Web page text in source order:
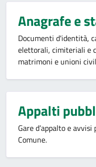
Anagrafe e
Documenti d'identità,
elettorali, cimiteriali e
matrimoni e unioni
Appalti
Gare d’appalto e
Comune.